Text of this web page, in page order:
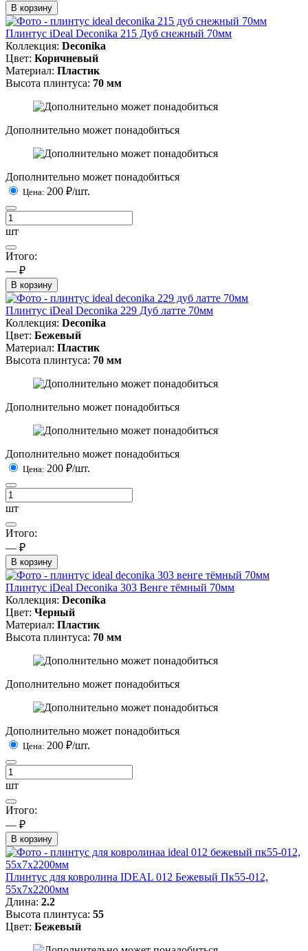
В корзину
Плинтус iDeal Deconika 215 Дуб снежный 70мм
Коллекция: Deconika
Цвет: Коричневый
Материал: Пластик
Высота плинтуса: 70 мм
Дополнительно может понадобиться
Дополнительно может понадобиться
Цена: 200 ₽/шт.
шт
Итого:
— ₽
В корзину
Плинтус iDeal Deconika 229 Дуб латте 70мм
Коллекция: Deconika
Цвет: Бежевый
Материал: Пластик
Высота плинтуса: 70 мм
Дополнительно может понадобиться
Дополнительно может понадобиться
Цена: 200 ₽/шт.
шт
Итого:
— ₽
В корзину
Плинтус iDeal Deconika 303 Венге тёмный 70мм
Коллекция: Deconika
Цвет: Черный
Материал: Пластик
Высота плинтуса: 70 мм
Дополнительно может понадобиться
Дополнительно может понадобиться
Цена: 200 ₽/шт.
шт
Итого:
— ₽
В корзину
Плинтус для ковролина IDEAL 012 Бежевый Пк55-012,
55x7x2200мм
Длина: 2.2
Высота плинтуса: 55
Цвет: Бежевый